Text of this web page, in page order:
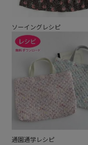
ソーイングレシピ
通園通学レシピ